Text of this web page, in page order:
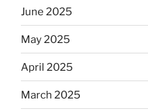
June 2025
May 2025
April 2025
March 2025